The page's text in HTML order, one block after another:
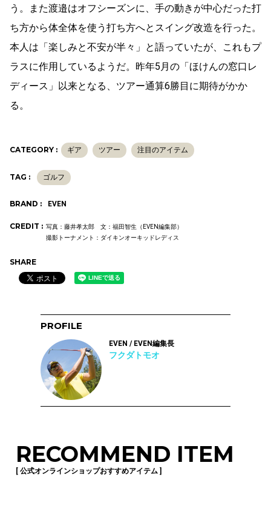
う。また渡邉はオフシーズンに、手の動きが中心だった打
ち方から体全体を使う打ち方へとスイング改造を行った。
本人は「楽しみと不安が半々」と語っていたが、これもプ
ラスに作用しているようだ。昨年5月の「ほけんの窓口レ
ディース」以来となる、ツアー通算6勝目に期待がかか
る。
CATEGORY : ギア ツアー 注目のアイテム
TAG : ゴルフ
BRAND : EVEN
CREDIT : 写真：藤井孝太郎 文：福田智生（EVEN編集部）
撮影トーナメント：ダイキンオーキッドレディス
SHARE
PROFILE
EVEN / EVEN編集長
フクダトモオ
RECOMMEND ITEM
[ 公式オンラインショップおすすめアイテム ]